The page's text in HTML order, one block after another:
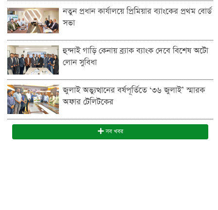
নতুন প্রধান কার্যালয়ে প্রিমিয়ার ব্যাংকের প্রথম বোর্ড
সভা
হুন্দাই গাড়ি কেনায় ব্র্যাক ব্যাংক দেবে বিশেষ অটো
লোন সুবিধা
জুলাই অভ্যুত্থানের বর্ষপূর্তিতে ‘৩৬ জুলাই’ স্মারক
অফার টেলিটকের
সব খবর